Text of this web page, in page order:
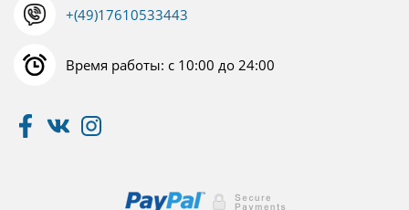
+(49)17610533443
Время работы: с 10:00 до 24:00